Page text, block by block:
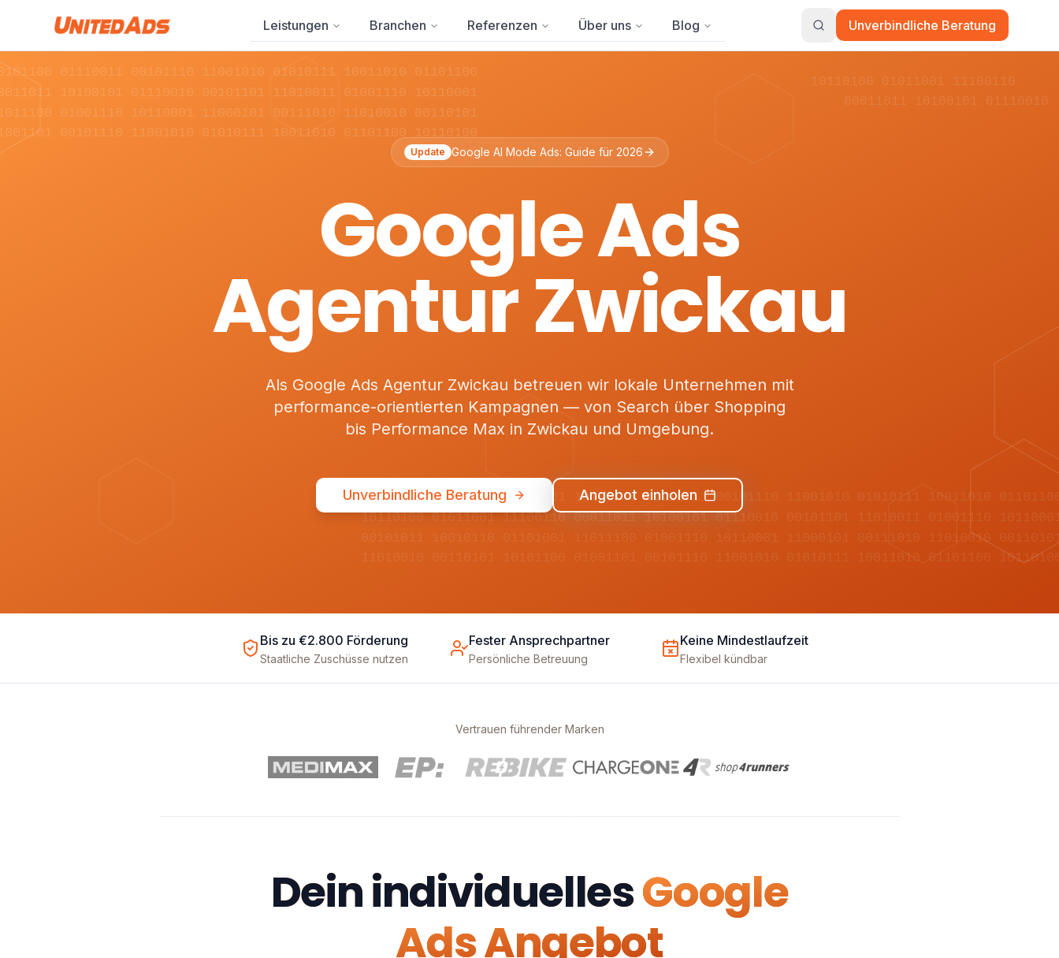
Leistungen Branchen Referenzen Über uns Blog Unverbindliche Beratung
01110011 00101110 11001010 01010111 10011010 01101100
10100101 01110010 00101101 11010011 01001110 10110001
01001110 10110001 11000101 00111010 11010010 00110101
00101110 11001010 01010111 10011010 01101100 10110100
01001101 11010010 00110101 10101100 01110011 00101110 11001010 01010111 10011010
10110100 01011001 11100110 00011011 10100101 01110010 00101101 11010011 01001110
00101011 10010110 01101001 11011100 01001110 10110001 11000101 00111010 11010010
11010010 00110101 10101100 01001101 00101110 11001010 01010111 10011010 01101100
10110100 01011001 11100110
00011011 10100101 01110010
Update Google AI Mode Ads: Guide für 2026
Google Ads
Agentur Zwickau
Als Google Ads Agentur Zwickau betreuen wir lokale Unternehmen mit
performance-orientierten Kampagnen — von Search über Shopping
bis Performance Max in Zwickau und Umgebung.
Unverbindliche Beratung Angebot einholen
Bis zu €2.800 Förderung
Staatliche Zuschüsse nutzen
Fester Ansprechpartner
Persönliche Betreuung
Keine Mindestlaufzeit
Flexibel kündbar
Vertrauen führender Marken
Dein individuellesGoogle
Ads Angebot